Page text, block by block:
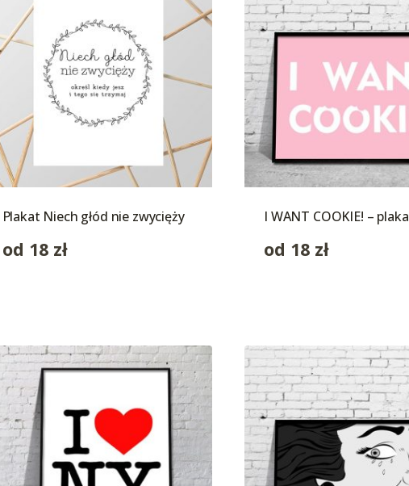
Plakat Niech głód nie zwycięży
od 18 zł
I WANT COOKIE! –
od 18 zł